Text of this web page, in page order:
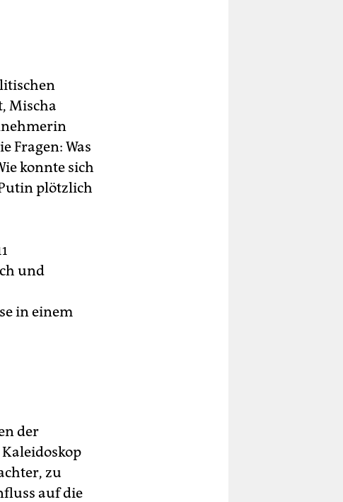
Mischa
Fragen: Was
konnte sich
plötzlich
und
in einem
der
zu
auf die